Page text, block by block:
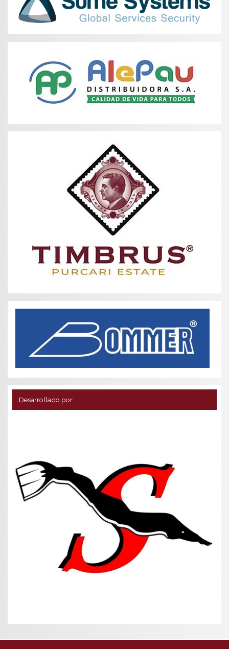
Desarrollado por: